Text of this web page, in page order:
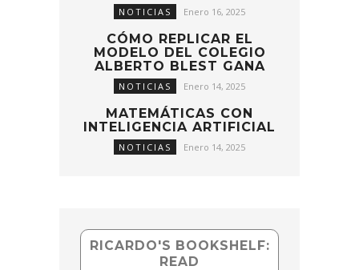
NOTICIAS Enero 16, 2025
CÓMO REPLICAR EL
MODELO DEL COLEGIO
ALBERTO BLEST GANA
NOTICIAS Enero 14, 2025
MATEMÁTICAS CON
INTELIGENCIA ARTIFICIAL
NOTICIAS Enero 14, 2025
RICARDO'S BOOKSHELF:
READ